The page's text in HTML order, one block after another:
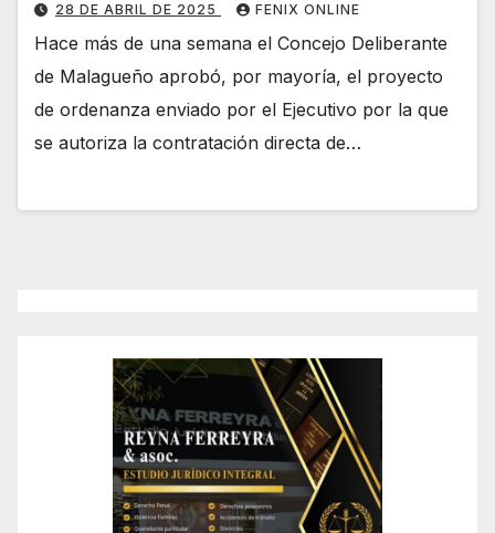
28 DE ABRIL DE 2025 FENIX ONLINE
Hace más de una semana el Concejo Deliberante
de Malagueño aprobó, por mayoría, el proyecto
de ordenanza enviado por el Ejecutivo por la que
se autoriza la contratación directa de…